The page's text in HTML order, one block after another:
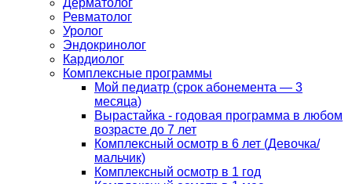
Дерматолог
Ревматолог
Уролог
Эндокринолог
Кардиолог
Комплексные программы
Мой педиатр (срок абонемента — 3
месяца)
Вырастайка - годовая программа в любом
возрасте до 7 лет
Комплексный осмотр в 6 лет (Девочка/
мальчик)
Комплексный осмотр в 1 год